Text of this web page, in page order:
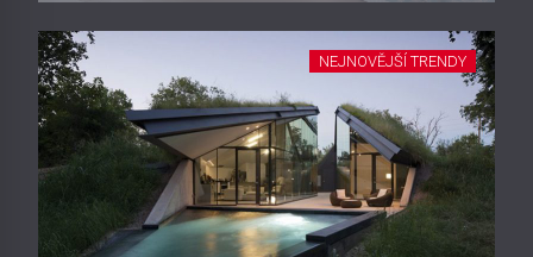
NEJNOVĚJŠÍ TRENDY